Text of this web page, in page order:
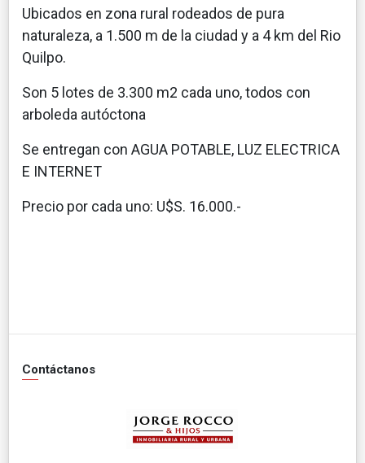
Ubicados en zona rural rodeados de pura
naturaleza, a 1.500 m de la ciudad y a 4 km del Rio
Quilpo.
Son 5 lotes de 3.300 m2 cada uno, todos con
arboleda autóctona
Se entregan con AGUA POTABLE, LUZ ELECTRICA
E INTERNET
Precio por cada uno: U$S. 16.000.-
Contáctanos